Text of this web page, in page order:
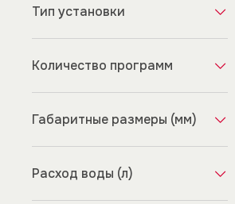
Тип установки
Количество программ
Габаритные размеры (мм)
Расход воды (л)